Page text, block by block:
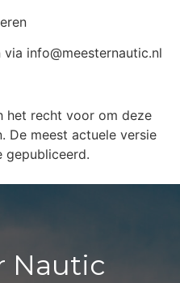
info@meesternautic.nl
het recht voor om deze
De meest actuele versie
Nautic